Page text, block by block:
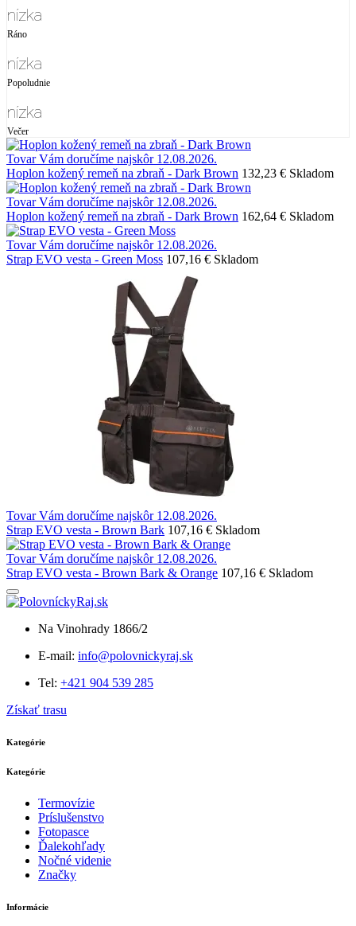
nízka
Ráno
nízka
Popoludnie
nízka
Večer
Tovar Vám doručíme najskôr 12.08.2026.
Hoplon kožený remeň na zbraň - Dark Brown 132,23 € Skladom
Tovar Vám doručíme najskôr 12.08.2026.
Hoplon kožený remeň na zbraň - Dark Brown 162,64 € Skladom
Tovar Vám doručíme najskôr 12.08.2026.
Strap EVO vesta - Green Moss 107,16 € Skladom
Tovar Vám doručíme najskôr 12.08.2026.
Strap EVO vesta - Brown Bark 107,16 € Skladom
Tovar Vám doručíme najskôr 12.08.2026.
Strap EVO vesta - Brown Bark & Orange 107,16 € Skladom
Na Vinohrady 1866/2
E-mail: info@polovnickyraj.sk
Tel: +421 904 539 285
Získať trasu
Kategórie
Kategórie
Termovízie
Príslušenstvo
Fotopasce
Ďalekohľady
Nočné videnie
Značky
Informácie